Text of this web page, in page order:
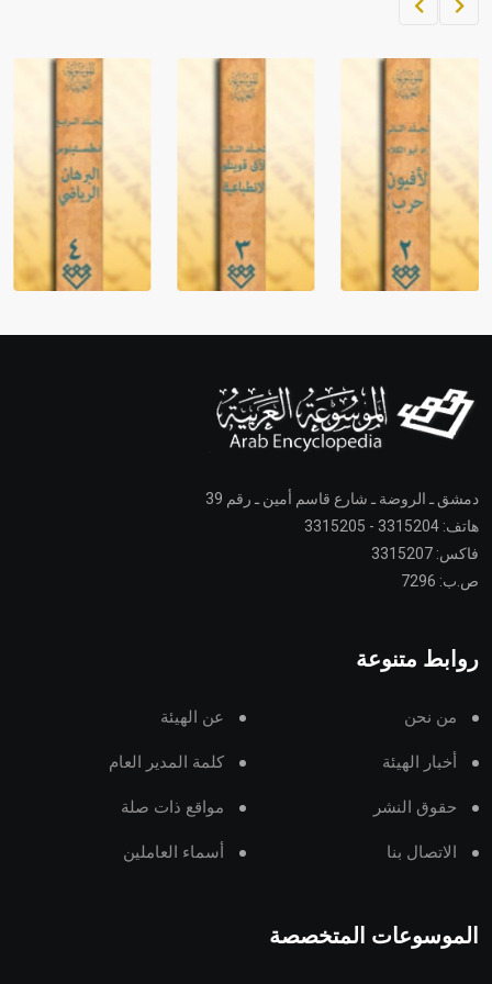
دمشق ـ الروضة ـ شارع قاسم أمين ـ رقم 39
هاتف: 3315204 - 3315205
فاكس: 3315207
ص.ب: 7296
روابط متنوعة
من نحن عن الهيئة
أخبار الهيئة كلمة المدير العام
حقوق النشر مواقع ذات صلة
الاتصال بنا أسماء العاملين
الموسوعات المتخصصة